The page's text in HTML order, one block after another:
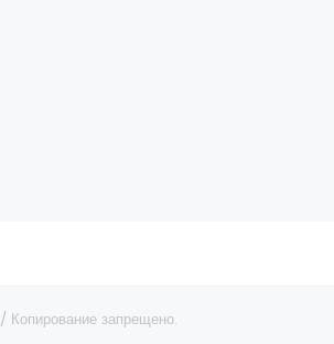
/ Копирование запрещено.